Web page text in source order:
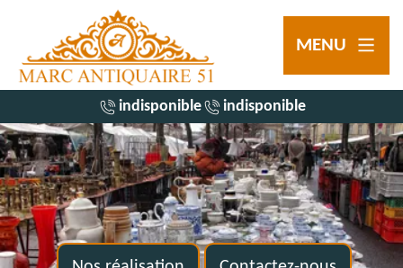
MENU
indisponible indisponible